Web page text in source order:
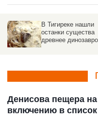
Следы древней
империи
на Алтае
Денисова пещера
включению в